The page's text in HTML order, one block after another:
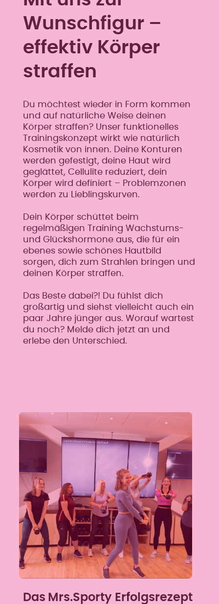
Wunschfigur –
effektiv Körper
straffen
Du möchtest wieder in Form kommen
und auf natürliche Weise deinen
Körper straffen? Unser funktionelles
Trainingskonzept wirkt wie natürlich
Kosmetik von innen. Deine Konturen
werden gefestigt, deine Haut wird
geglättet, Cellulite reduziert, dein
Körper wird definiert – Problemzonen
werden zu Lieblingskurven.
Dein Körper schüttet beim
regelmäßigen Training Wachstums-
und Glückshormone aus, die für ein
ebenes sowie schönes Hautbild
sorgen, dich zum Strahlen bringen und
deinen Körper straffen.
Das Beste dabei?! Du fühlst dich
großartig und siehst vielleicht auch ein
paar Jahre jünger aus. Worauf wartest
du noch? Melde dich jetzt an und
erlebe den Unterschied.
Das Mrs.Sporty Erfolgsrezept